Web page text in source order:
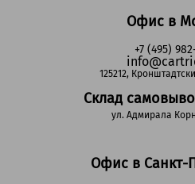
Офис в
+7 (495)
125212,
Склад
ул. Адмирала
Офис в Санкт-